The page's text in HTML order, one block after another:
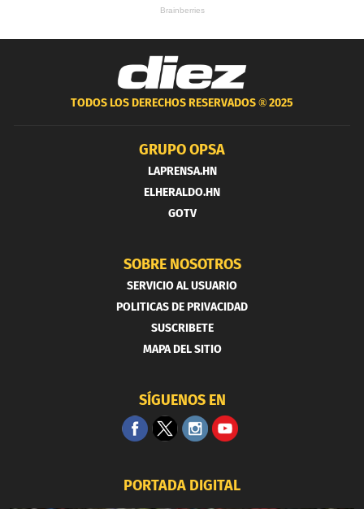
TODOS LOS DERECHOS RESERVADOS ®2025
GRUPO OPSA
LAPRENSA.HN
ELHERALDO.HN
GOTV
SOBRE NOSOTROS
SERVICIO AL USUARIO
POLITICAS DE PRIVACIDAD
SUSCRIBETE
MAPA DEL SITIO
SÍGUENOS EN
PORTADA DIGITAL